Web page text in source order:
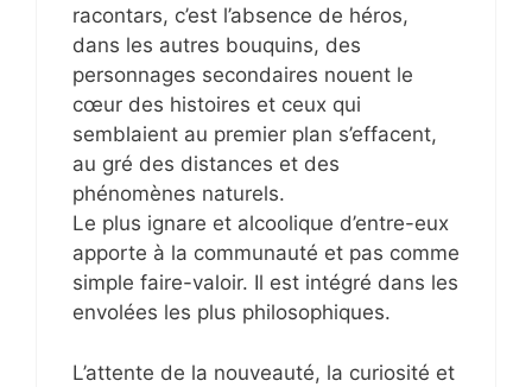
racontars, c’est l’absence de héros,
dans les autres bouquins, des
personnages secondaires nouent le
cœur des histoires et ceux qui
semblaient au premier plan s’effacent,
au gré des distances et des
phénomènes naturels.
Le plus ignare et alcoolique d’entre-eux
apporte à la communauté et pas comme
simple faire-valoir. Il est intégré dans les
envolées les plus philosophiques.
L’attente de la nouveauté, la curiosité et